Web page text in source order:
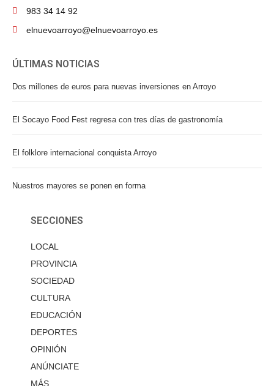
983 34 14 92
elnuevoarroyo@elnuevoarroyo.es
ÚLTIMAS NOTICIAS
Dos millones de euros para nuevas inversiones en Arroyo
El Socayo Food Fest regresa con tres días de gastronomía
El folklore internacional conquista Arroyo
Nuestros mayores se ponen en forma
SECCIONES
LOCAL
PROVINCIA
SOCIEDAD
CULTURA
EDUCACIÓN
DEPORTES
OPINIÓN
ANÚNCIATE
MÁS